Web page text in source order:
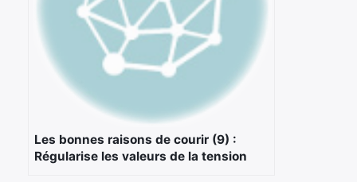
Les bonnes raisons de courir (9) :
Régularise les valeurs de la tension
Rechercher